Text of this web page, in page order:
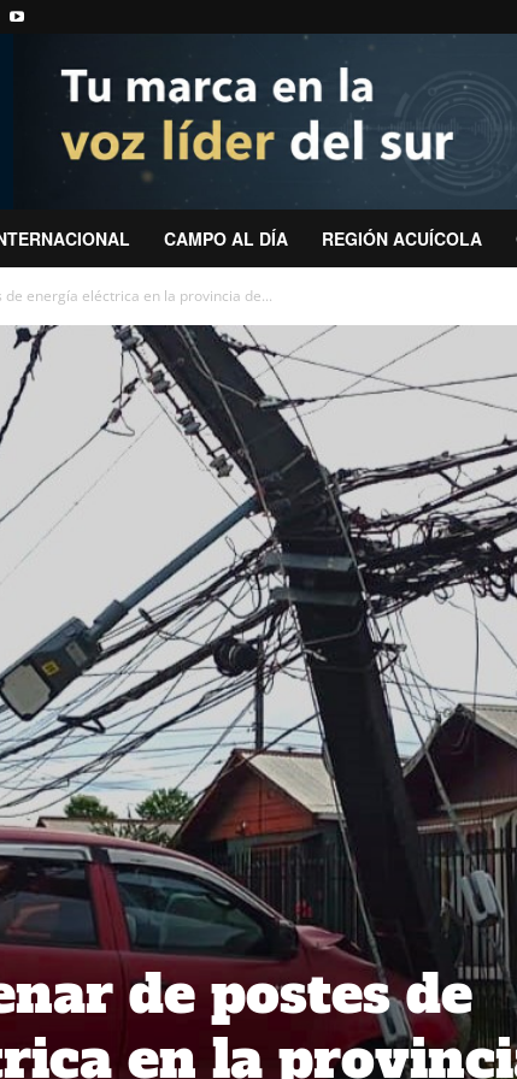
CAMPO AL DÍA REGIÓN ACUÍCOLA
energía eléctrica en la provincia de...
de postes de
en la